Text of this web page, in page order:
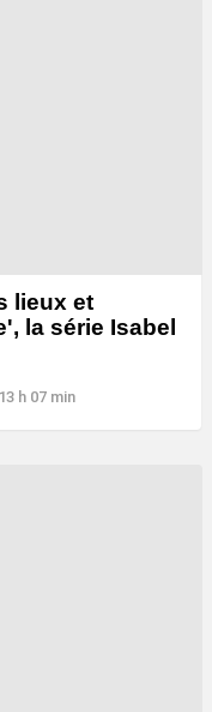
lieux et
la série Isabel
h 07 min